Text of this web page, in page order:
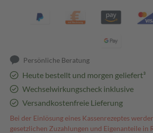
Persönliche Beratung
Heute bestellt und morgen geliefert³
Wechselwirkungscheck inklusive
Versandkostenfreie Lieferung
Bei der Einlösung eines Kassenrezeptes
gesetzlichen Zuzahlungen und Eigenanteile in